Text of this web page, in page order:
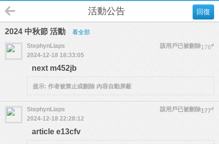
回復
活動公告
2024 中秋節 活動 看全部
176#
StephynLiaps
該用戶已被刪除
2024-12-18 18:33:05
next m452jb
提示: 作者被禁止或刪除 內容自動屏蔽
177#
StephynLiaps
該用戶已被刪除
2024-12-18 22:28:12
article e13cfv